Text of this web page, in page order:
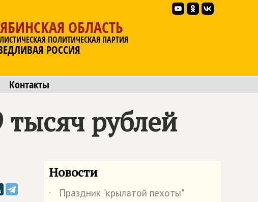
ОБЛАСТЬ
ПОЛИТИЧЕСКАЯ ПАРТИЯ
РОССИЯ
Контакты
рублей
Новости
˙
Праздник "крылатой пехоты"